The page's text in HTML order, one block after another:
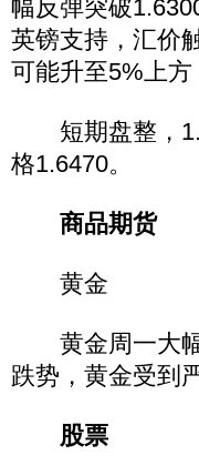
幅反弹突破
英镑支持，汇价
可能升至5%上方
短期盘整，
格1.6470。
商品期货
黄金
黄金周一大幅
跌势，黄金受到
股票